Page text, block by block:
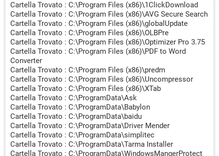
("C:\Users\casa\AppData\Local\ServUpdater\ServiceUpd.ex
e") -> Trovato
[Suspicious.Path] (X64)
HKEY_LOCAL_MACHINE\System\ControlSet001\Services\S
oftwareUpd
("C:\Users\casa\AppData\Local\SoftwareUpdater\Software
UpdService.exe") -> Trovato
[PUP] (X64)
HKEY_LOCAL_MACHINE\System\ControlSet002\Services\b
Protector -> Trovato
[PUP|Suspicious.Path] (X64)
HKEY_LOCAL_MACHINE\System\ControlSet002\Services\S
ervUpdater
("C:\Users\casa\AppData\Local\ServUpdater\ServiceUpd.ex
e") -> Trovato
[Suspicious.Path] (X64)
Cartella Trovato : C:\Program Files (x86)\1ClickDownload
Cartella Trovato : C:\Program Files (x86)\AVG Secure Search
Cartella Trovato : C:\Program Files (x86)\globalUpdate
Cartella Trovato : C:\Program Files (x86)\OLBPre
Cartella Trovato : C:\Program Files (x86)\Optimizer Pro 3.75
Cartella Trovato : C:\Program Files (x86)\PDF to Word
Converter
Cartella Trovato : C:\Program Files (x86)\predm
Cartella Trovato : C:\Program Files (x86)\Uncompressor
Cartella Trovato : C:\Program Files (x86)\XTab
Cartella Trovato : C:\ProgramData\Ask
Cartella Trovato : C:\ProgramData\Babylon
Cartella Trovato : C:\ProgramData\baidu
Cartella Trovato : C:\ProgramData\Driver Mender
Cartella Trovato : C:\ProgramData\simplitec
Cartella Trovato : C:\ProgramData\Tarma Installer
Cartella Trovato : C:\ProgramData\WindowsMangerProtect